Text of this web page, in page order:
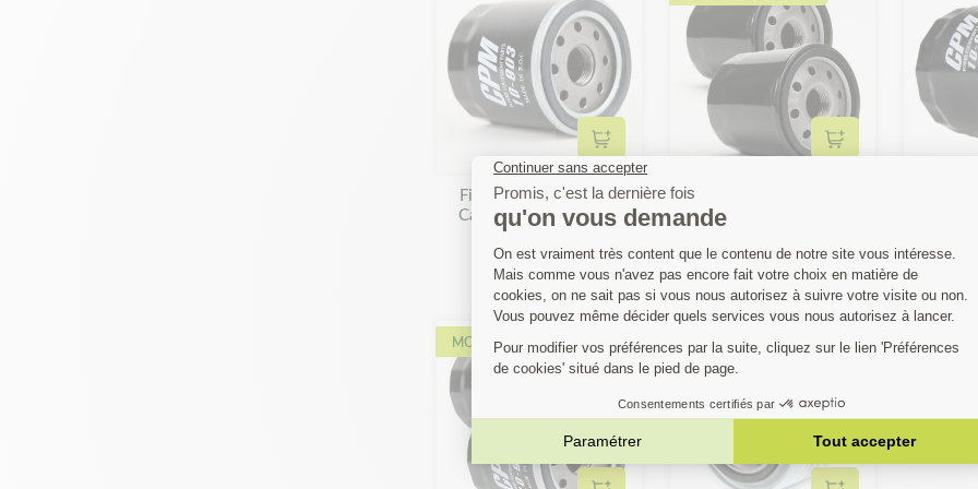
Ajouter au panier
Filtre à huile pour Cub
Cadet, Gravely, Kohler,
John Deere
7,34 €
Ajouter au panier
Filtre à huile pour moteur
Kawasaki, John Deere,
12,58 € -5% 11,95 €
MOINS CHER PAR 2